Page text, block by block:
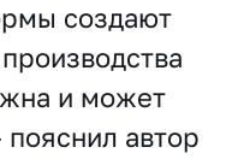
создают
и может
пояснил автор